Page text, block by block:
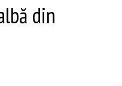
din